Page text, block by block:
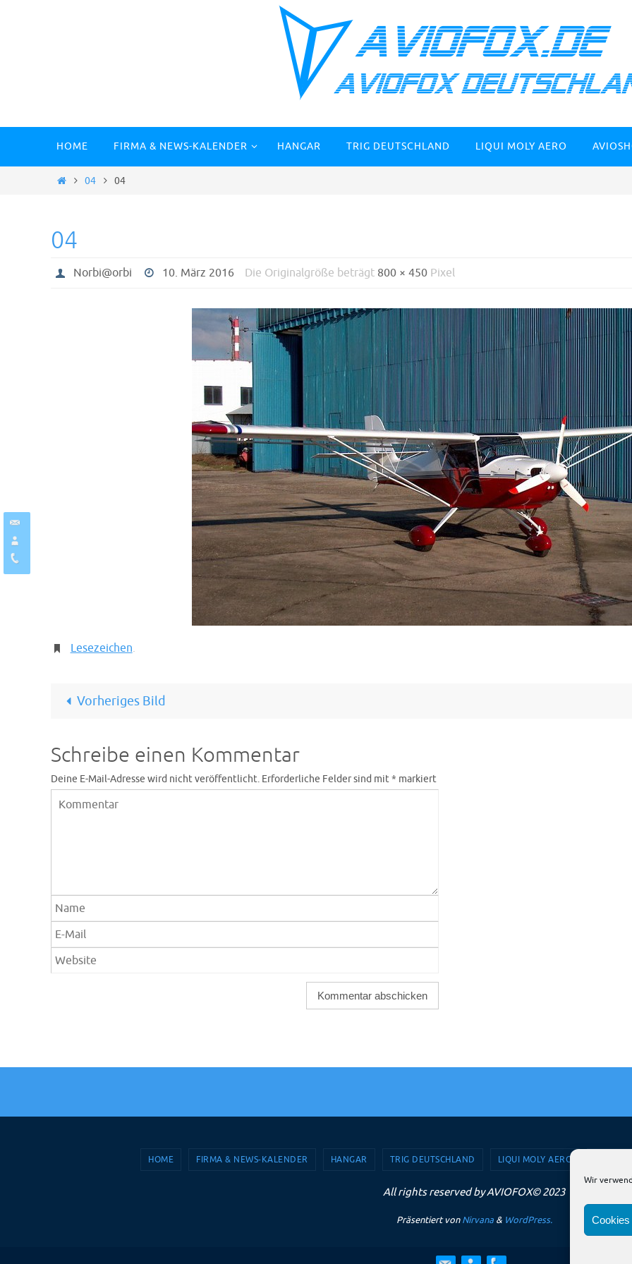
Wir
springen
HOME FIRMA & NEWS-KALENDER HANGAR TRIG DEUTSCHLAND LIQUI MOLY AERO
Start04 04
04
Norbi@orbi 10. März 2016 Die Originalgröße beträgt 800 × 450 Pixel
Lesezeichen.
Vorheriges Bild
Schreibe einen Kommentar
Deine E-Mail-Adresse wird nicht veröffentlicht. Erforderliche Felder sind mit* markiert
HOME FIRMA & NEWS-KALENDER HANGAR TRIG DEUTSCHLAND LIQUI MOLY AERO
All rights reserved by AVIOFOX© 2023
Präsentiert vonNirvana& WordPress.